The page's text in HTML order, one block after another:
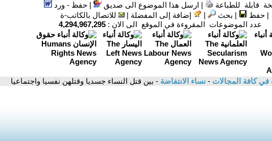
قابلة للطباعة | ارسل هذا الموضوع الى صديق |حفظ - ورد
|حفظ | بحث | إضافة إلى المفضلة |
للاتصال بالكاتب-ة
عدد الموضوعات المقروءة في الموقع الى الان : 4,294,967,295
في كافة المجالات - نساء الانتفاضة - بين قتل النساء جسديا وقتلهن نفسيا واجتماعيا